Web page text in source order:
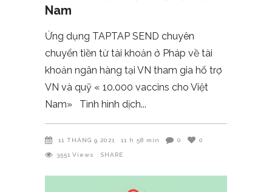
Nam
Ứng dụng TAPTAP SEND chuyên
chuyển tiền từ tài khoản ở Pháp về tài
khoản ngân hàng tại VN tham gia hổ trợ
VN và quỹ « 10.000 vaccins cho Việt
Nam» Tình hình dịch
11 THÁNG 9 2021 11 h 58 min 0 0
3551 Views SHARE